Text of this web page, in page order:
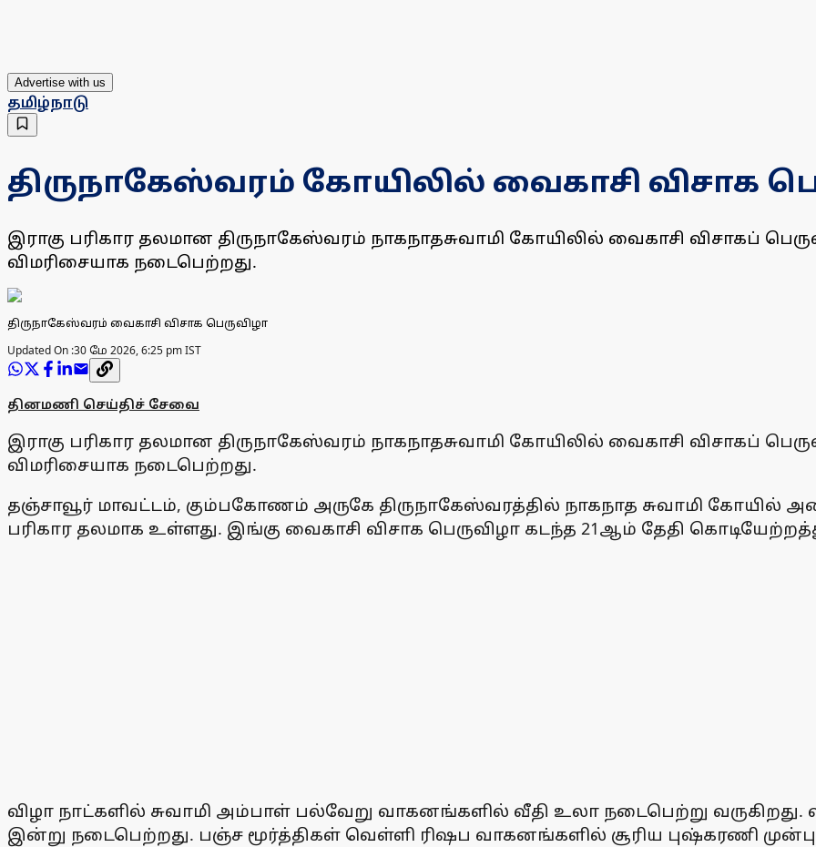
Advertise with us
தமிழ்நாடு
திருநாகேஸ்வரம் கோயிலில் வைகாசி விசாக
இராகு பரிகார தலமான திருநாகேஸ்வரம் நாகநாதசுவாமி கோயிலில் வைகாசி விசாகப்
விமரிசையாக நடைபெற்றது.
திருநாகேஸ்வரம் வைகாசி விசாக பெருவிழா
Updated On :30 மே 2026, 6:25 pm IST
தினமணி செய்திச் சேவை
இராகு பரிகார தலமான திருநாகேஸ்வரம் நாகநாதசுவாமி கோயிலில் வைகாசி விசாகப்
விமரிசையாக நடைபெற்றது.
தஞ்சாவூர் மாவட்டம், கும்பகோணம் அருகே திருநாகேஸ்வரத்தில் நாகநாத சுவாமி கோயில்
பரிகார தலமாக உள்ளது. இங்கு வைகாசி விசாக பெருவிழா கடந்த 21ஆம் தேதி
விழா நாட்களில் சுவாமி அம்பாள் பல்வேறு வாகனங்களில் வீதி உலா நடைபெற்று வருகிறது.
இன்று நடைபெற்றது. பஞ்ச மூர்த்திகள் வெள்ளி ரிஷப வாகனங்களில் சூரிய புஷ்கரணி முன்பு